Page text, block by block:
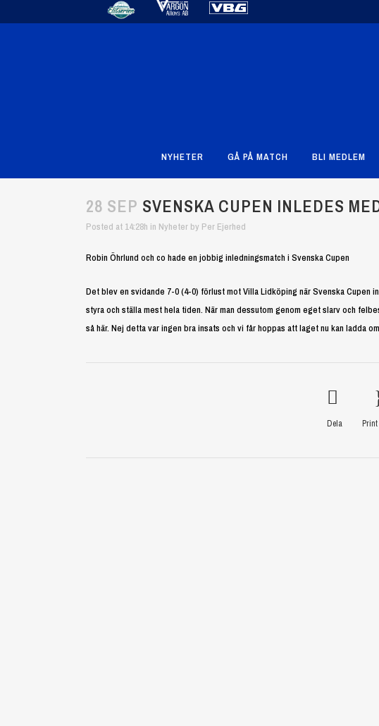
NYHETER GÅ PÅ MATCH BLI MEDLEM
28 SEP SVENSKA CUPEN INLEDES
Posted at 14:28h in Nyheter by Per Ejerhed
Robin Öhrlund och co hade en jobbig inledningsmatch i Svenska Cupen
Det blev en svidande 7-0 (4-0) förlust mot Villa Lidköping när Svenska Cupen
styra och ställa mest hela tiden. När man dessutom genom eget slarv och
så här. Nej detta var ingen bra insats och vi får hoppas att laget nu kan ladda
Dela